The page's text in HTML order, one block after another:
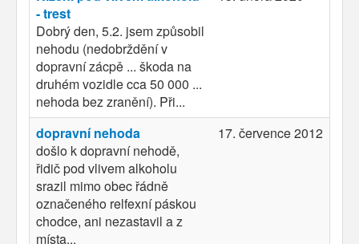
- trest
Dobrý den, 5.2. jsem způsobil
nehodu (nedobrždění v
dopravní zácpě ... škoda na
druhém vozidle cca 50 000 ...
nehoda bez zranění). Při...
dopravní nehoda
došlo k dopravní nehodě,
řidič pod vlivem alkoholu
srazil mimo obec řádně
označeného relfexní páskou
chodce, ani nezastavil a z
místa...
17. července 2012